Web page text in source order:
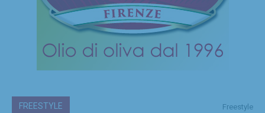
FREESTYLE Freestyle